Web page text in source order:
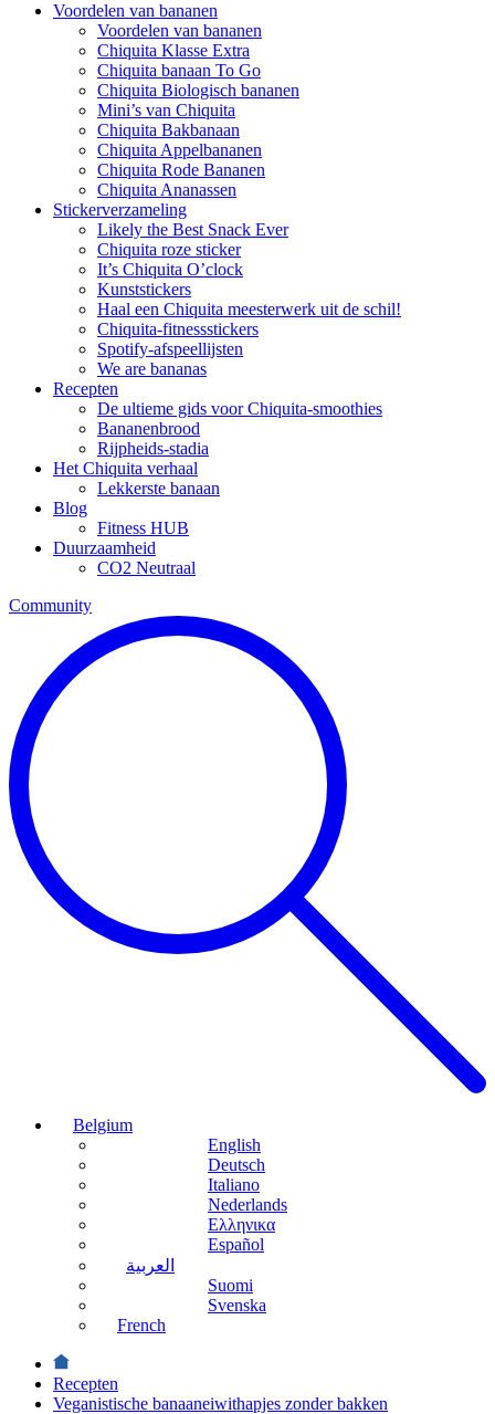
Voordelen van bananen
Voordelen van bananen
Chiquita Klasse Extra
Chiquita banaan To Go
Chiquita Biologisch bananen
Mini’s van Chiquita
Chiquita Bakbanaan
Chiquita Appelbananen
Chiquita Rode Bananen
Chiquita Ananassen
Stickerverzameling
Likely the Best Snack Ever
Chiquita roze sticker
It’s Chiquita O’clock
Kunststickers
Haal een Chiquita meesterwerk uit de schil!
Chiquita-fitnessstickers
Spotify-afspeellijsten
We are bananas
Recepten
De ultieme gids voor Chiquita-smoothies
Bananenbrood
Rijpheids-stadia
Het Chiquita verhaal
Lekkerste banaan
Blog
Fitness HUB
Duurzaamheid
CO2 Neutraal
Community
Belgium
English
Deutsch
Italiano
Nederlands
Ελληνικα
Español
العربية
Suomi
Svenska
French
Recepten
Veganistische banaaneiwithapjes zonder bakken